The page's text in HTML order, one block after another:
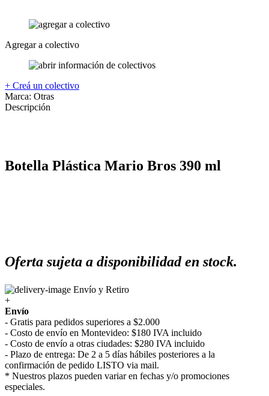
Agregar a colectivo
+ Creá un colectivo
Marca: Otras
Descripción
Botella Plástica Mario Bros 390 ml
Oferta sujeta a disponibilidad en stock.
Envío y Retiro
+
Envío
- Gratis para pedidos superiores a $2.000
- Costo de envío en Montevideo: $180 IVA incluido
- Costo de envío a otras ciudades: $280 IVA incluido
- Plazo de entrega: De 2 a 5 días hábiles posteriores a la
confirmación de pedido LISTO via mail.
* Nuestros plazos pueden variar en fechas y/o promociones
especiales.